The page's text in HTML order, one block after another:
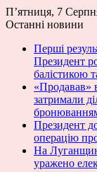
П’ятниця, 7
Останні новини
Перші
Президент
балістикою
«Продавав»
затримали
Президент
операцію
На
уражено